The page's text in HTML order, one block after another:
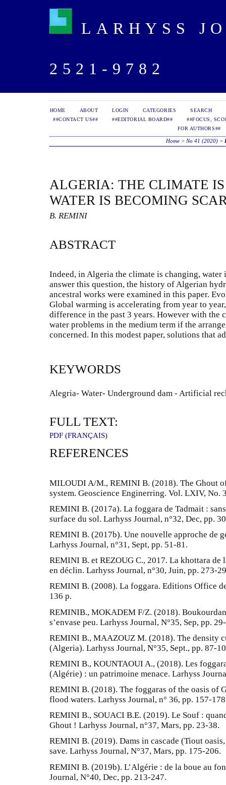
LARHYSS
2521-9782
HOME ABOUT LOGIN CATEGORIES
SEARCH
##CONTACT US##
##EDITORIAL BOARD##
##FOCUS,
FOR AUTHORS##
Home> No 41 (2020)>
ALGERIA: THE CLIMATE
WATER IS BECOMING
B. REMINI
ABSTRACT
Indeed, in Algeria the climate is changing, water
answer this question, the history of Algerian
ancestral works were examined in this paper.
Global warming is accelerating from year to
difference in the past 3 years. However with the
water problems in the medium term if the
concerned. In this modest paper, solutions that
KEYWORDS
Alegria- Water- Underground dam - Artificial
FULL TEXT:
PDF (FRANÇAIS)
REFERENCES
MILOUDI A/M., REMINI B. (2018). The Ghout
system. Geoscience Enginerring. Vol. LXIV, No.
REMINI B. (2017a). La foggara de Tadmait :
surface du sol. Larhyss Journal, n°32, Dec, pp.
REMINI B. (2017b). Une nouvelle approche de
Larhyss Journal, n°31, Sept, pp. 51-81.
REMINI B. et REZOUG C., 2017. La khottara
en déclin. Larhyss Journal, n°30, Juin, pp. 273-
REMINI B. (2008). La foggara. Editions Office
136 p.
REMINIB., MOKADEM F/Z. (2018).
s’envase peu. Larhyss Journal, N°35, Sep, pp.
REMINI B., MAAZOUZ M. (2018). The density
(Algeria). Larhyss Journal, N°35, Sept., pp. 87-
REMINI B., KOUNTAOUI A., (2018). Les
(Algérie) : un patrimoine menace. Larhyss
REMINI B. (2018). The foggaras of the oasis of
flood waters. Larhyss Journal, n° 36, pp. 157-
REMINI B., SOUACI B.E. (2019). Le Souf :
Ghout ! Larhyss Journal, n°37, Mars, pp. 23-38.
REMINI B. (2019). Dams in cascade (Tiout
save. Larhyss Journal, N°37, Mars, pp. 175-206.
REMINI B. (2019b). L’Algérie : de la boue au
Journal, N°40, Dec, pp. 213-247.